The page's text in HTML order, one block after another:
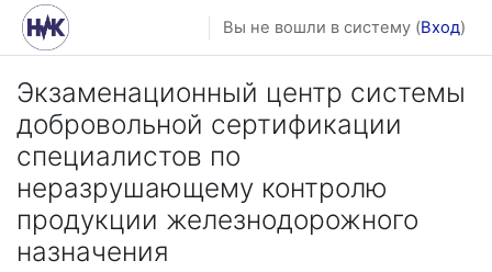
Перейти к основному содержанию
Вы не вошли в систему (Вход)
Экзаменационный центр системы
добровольной сертификации
специалистов по
неразрушающему контролю
продукции железнодорожного
назначения